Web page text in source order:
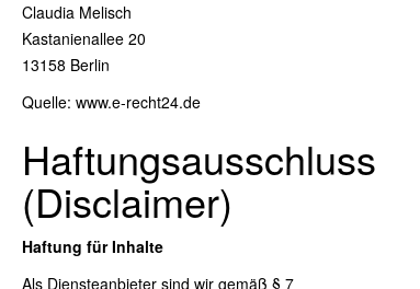
Claudia Melisch
Kastanienallee 20
13158 Berlin
Quelle: www.e-recht24.de
Haftungsausschluss
(Disclaimer)
Haftung für Inhalte
Als Diensteanbieter sind wir gemäß § 7